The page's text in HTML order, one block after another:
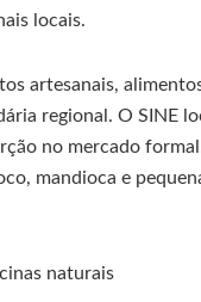
locais.
artesanais,
regional. O SINE
no mercado
mandioca e
naturais